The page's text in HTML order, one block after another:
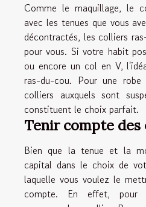
Comme le maquillage, le
avec les tenues que vous
décontractés, les colliers
pour vous. Si votre habit
ou encore un col en V,
ras-du-cou. Pour une
colliers auxquels sont
constituent le choix parfait.
Tenir compte des
Bien que la tenue et la
capital dans le choix de
laquelle vous voulez le
compte. En effet, pour